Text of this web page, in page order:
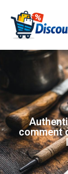
comment